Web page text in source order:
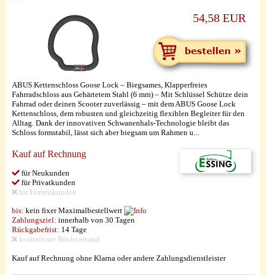
54,58 EUR
ABUS Kettenschloss Goose Lock – Biegsames, Klapperfreies
Fahrradschloss aus Gehärtetem Stahl (6 mm) – Mit Schlüssel Schütze dein
Fahrrad oder deinen Scooter zuverlässig – mit dem ABUS Goose Lock
Kettenschloss, dem robusten und gleichzeitig flexiblen Begleiter für den
Alltag. Dank der innovativen Schwanenhals-Technologie bleibt das
Schloss formstabil, lässt sich aber biegsam um Rahmen u...
Kauf auf Rechnung
für Neukunden
für Privatkunden
für Firmenkunden
bis: kein fixer Maximalbestellwert
Zahlungsziel: innerhalb von 30 Tagen
Rückgabefrist: 14 Tage
kostenloser Rückversand
Kauf auf Rechnung ohne Klarna oder andere Zahlungsdienstleister